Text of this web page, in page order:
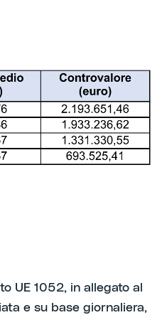
UE 1052, in allegato al
e su base giornaliera,